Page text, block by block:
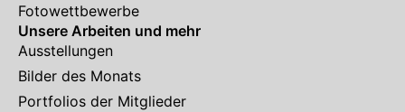
Fotowettbewerbe
Unsere Arbeiten und mehr
Ausstellungen
Bilder des Monats
Portfolios der Mitglieder